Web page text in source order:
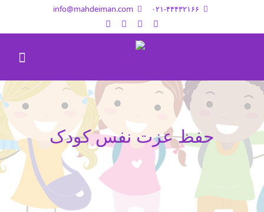
۰۲۱-۴۴۴۳۲۱۶۶ info@mahdeiman.com
حفظ عزت نفس کودک